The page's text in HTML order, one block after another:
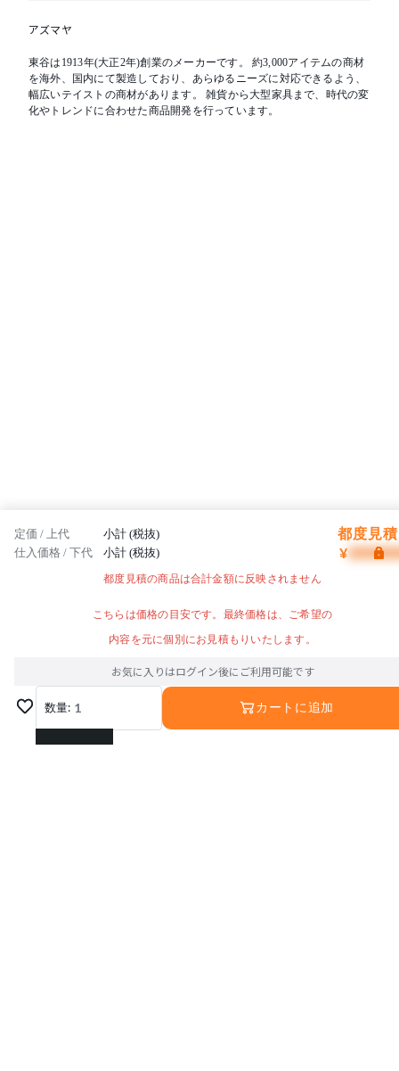
アズマヤ
東谷は1913年(大正2年)創業のメーカーです。 約3,000アイテムの商材
を海外、国内にて製造しており、あらゆるニーズに対応できるよう、
幅広いテイストの商材があります。 雑貨から大型家具まで、時代の変
化やトレンドに合わせた商品開発を行っています。
定価 / 上代 小計 (税抜) 都度見
仕入価格 / 下代 小計 (税抜) ¥
都度見積の商品は合計金額に反映されません
こちらは価格の目安です。最終価格は、ご希望の
内容を元に個別にお見積もりいたします。
お気に入りはログイン後にご利用可能です
数量: 1
1
カートに追加